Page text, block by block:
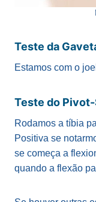
Teste da
Estamos com o
Teste do
Rodamos a tíbia
Positiva se
se começa a
quando a flexão